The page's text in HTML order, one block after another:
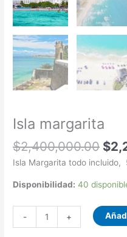
Isla margarita
$2,400,000.00 $
Isla Margarita todo
Disponibilidad: 40
- +